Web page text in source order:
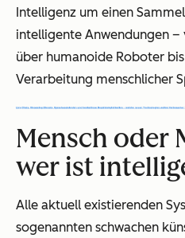
Intelligenz um einen
intelligente Anwendungen
über humanoide Roboter
Verarbeitung menschlicher
Mensch oder
wer ist
Alle aktuell existierenden
sogenannten schwachen